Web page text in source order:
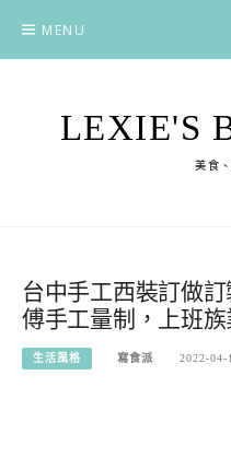
content
MENU
LEXIE'S
美食
台中手工西裝訂做
傅手工量制，上班
生活風格 寫食派 2022-04-